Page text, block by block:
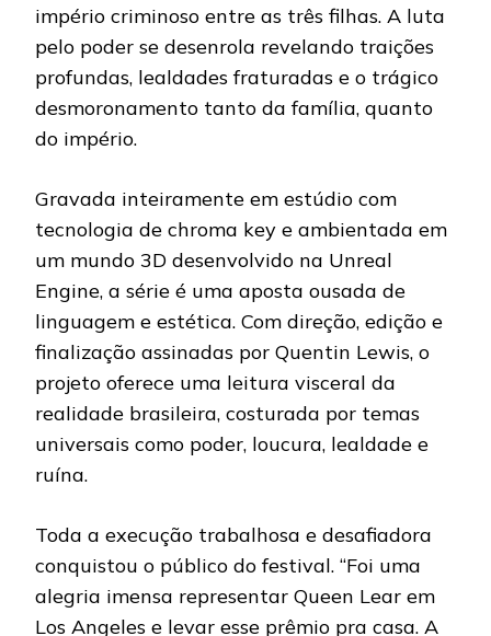
império criminoso entre as três filhas. A luta
pelo poder se desenrola revelando traições
profundas, lealdades fraturadas e o trágico
desmoronamento tanto da família, quanto
do império.
Gravada inteiramente em estúdio com
tecnologia de chroma key e ambientada em
um mundo 3D desenvolvido na Unreal
Engine, a série é uma aposta ousada de
linguagem e estética. Com direção, edição e
finalização assinadas por Quentin Lewis, o
projeto oferece uma leitura visceral da
realidade brasileira, costurada por temas
universais como poder, loucura, lealdade e
ruína.
Toda a execução trabalhosa e desafiadora
conquistou o público do festival. “Foi uma
alegria imensa representar Queen Lear em
Los Angeles e levar esse prêmio pra casa. A